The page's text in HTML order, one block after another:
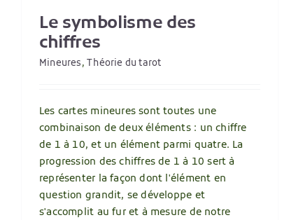
Le symbolisme des
chiffres
Mineures,Théorie du tarot
Les cartes mineures sont toutes une
combinaison de deux éléments : un chiffre
de 1 à 10, et un élément parmi quatre. La
progression des chiffres de 1 à 10 sert à
représenter la façon dont l'élément en
question grandit, se développe et
s'accomplit au fur et à mesure de notre